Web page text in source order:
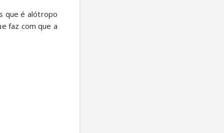
que é alótropo
faz com que a